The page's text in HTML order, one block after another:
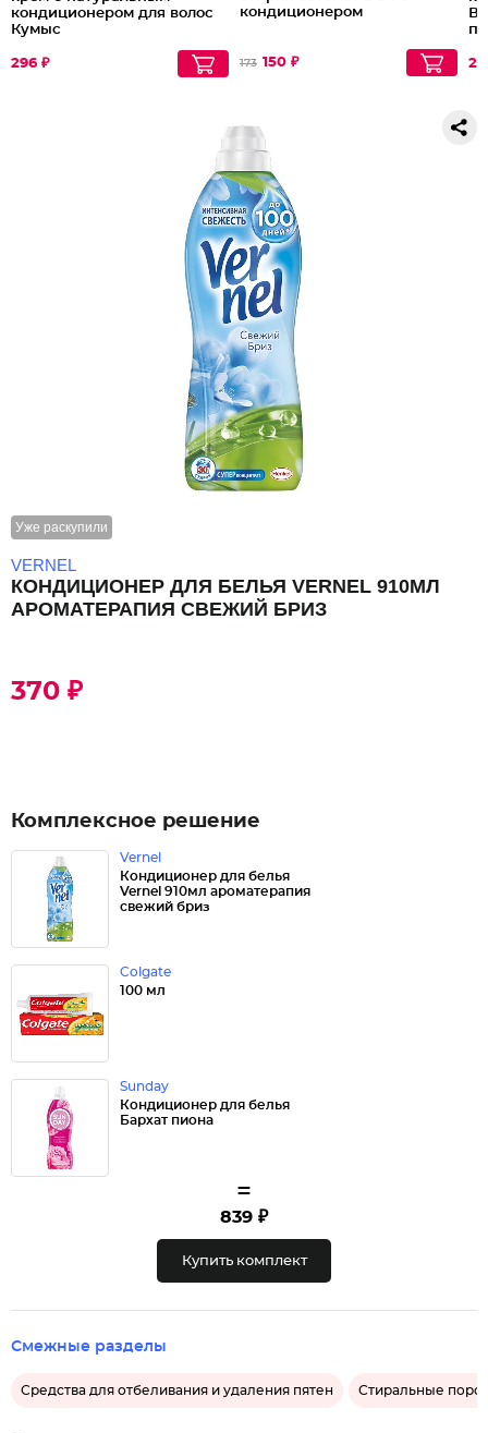
кондиционером для волос
Кумыс
296 ₽
кондиционером
173 150 ₽
Уже раскупили
VERNEL
КОНДИЦИОНЕР ДЛЯ БЕЛЬЯ VERNEL 910МЛ
АРОМАТЕРАПИЯ СВЕЖИЙ БРИЗ
370 ₽
Комплексное решение
Vernel
Кондиционер для белья
Vernel 910мл ароматерапия
свежий бриз
Colgate
100 мл
Sunday
Кондиционер для белья
Бархат пиона
=
839 ₽
Купить комплект
Смежные разделы
Средства для отбеливания и удаления пятен Стиральные